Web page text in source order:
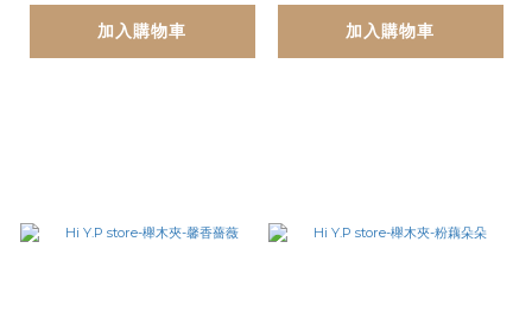
加入購物車 加入購物車